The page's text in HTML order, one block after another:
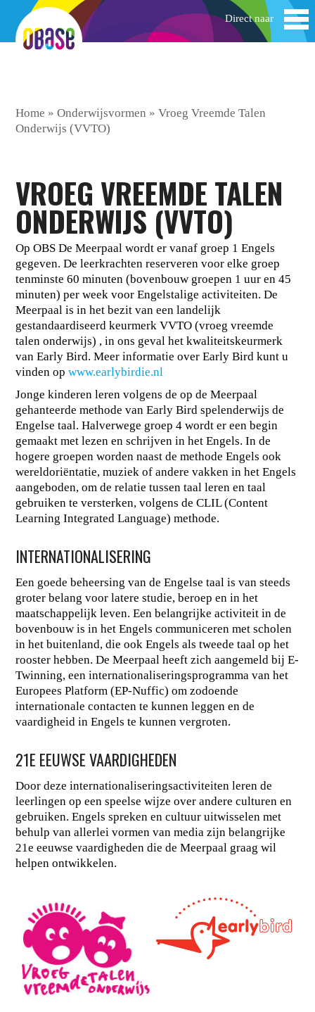
Home »Onderwijsvormen »Vroeg Vreemde Talen
Onderwijs (VVTO)
VROEG VREEMDE TALEN
ONDERWIJS (VVTO)
Op OBS De Meerpaal wordt er vanaf groep 1 Engels
gegeven. De leerkrachten reserveren voor elke groep
tenminste 60 minuten (bovenbouw groepen 1 uur en 45
minuten) per week voor Engelstalige activiteiten. De
Meerpaal is in het bezit van een landelijk
gestandaardiseerd keurmerk VVTO (vroeg vreemde
talen onderwijs) , in ons geval het kwaliteitskeurmerk
van Early Bird. Meer informatie over Early Bird kunt u
vinden opwww.earlybirdie.nl
Jonge kinderen leren volgens de op de Meerpaal
gehanteerde methode van Early Bird spelenderwijs de
Engelse taal. Halverwege groep 4 wordt er een begin
gemaakt met lezen en schrijven in het Engels. In de
hogere groepen worden naast de methode Engels ook
wereldoriëntatie, muziek of andere vakken in het Engels
aangeboden, om de relatie tussen taal leren en taal
gebruiken te versterken, volgens de CLIL (Content
Learning Integrated Language) methode.
INTERNATIONALISERING
Een goede beheersing van de Engelse taal is van steeds
groter belang voor latere studie, beroep en in het
maatschappelijk leven. Een belangrijke activiteit in de
bovenbouw is in het Engels communiceren met scholen
in het buitenland, die ook Engels als tweede taal op het
rooster hebben. De Meerpaal heeft zich aangemeld bij E-
Twinning, een internationaliseringsprogramma van het
Europees Platform (EP-Nuffic) om zodoende
internationale contacten te kunnen leggen en de
vaardigheid in Engels te kunnen vergroten.
21E EEUWSE VAARDIGHEDEN
Door deze internationaliseringsactiviteiten leren de
leerlingen op een speelse wijze over andere culturen en
gebruiken. Engels spreken en cultuur uitwisselen met
behulp van allerlei vormen van media zijn belangrijke
21e eeuwse vaardigheden die de Meerpaal graag wil
helpen ontwikkelen.